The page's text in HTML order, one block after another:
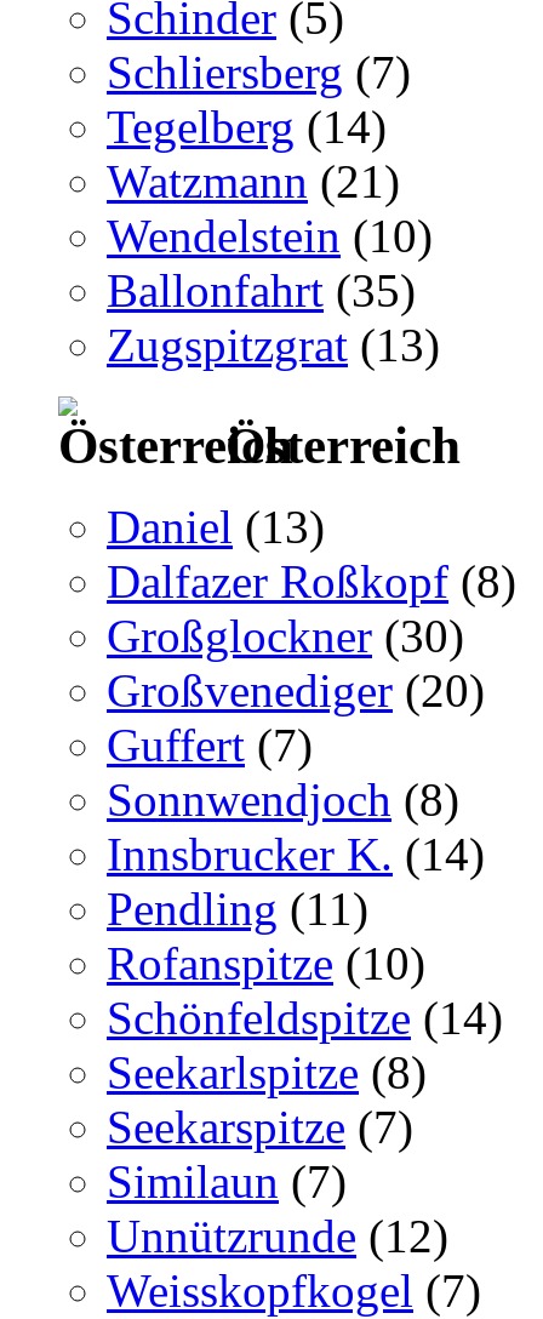
Schinder (5)
Schliersberg (7)
Tegelberg (14)
Watzmann (21)
Wendelstein (10)
Ballonfahrt (35)
Zugspitzgrat (13)
Österreich
Daniel (13)
Dalfazer Roßkopf (8)
Großglockner (30)
Großvenediger (20)
Guffert (7)
Sonnwendjoch (8)
Innsbrucker K. (14)
Pendling (11)
Rofanspitze (10)
Schönfeldspitze (14)
Seekarlspitze (8)
Seekarspitze (7)
Similaun (7)
Unnützrunde (12)
Weisskopfkogel (7)